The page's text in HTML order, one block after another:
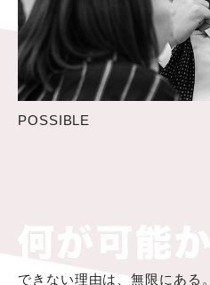
POSSIBLE
できない理由は、無限にある。